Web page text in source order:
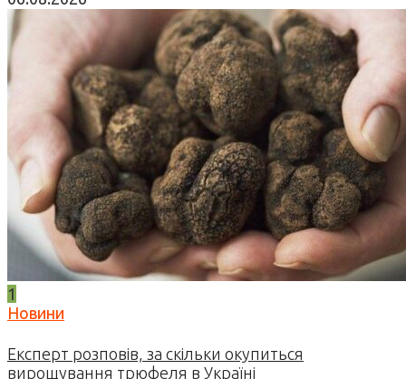
1
Новини
Експерт розповів, за скільки окупиться
вирощування трюфеля в Україні